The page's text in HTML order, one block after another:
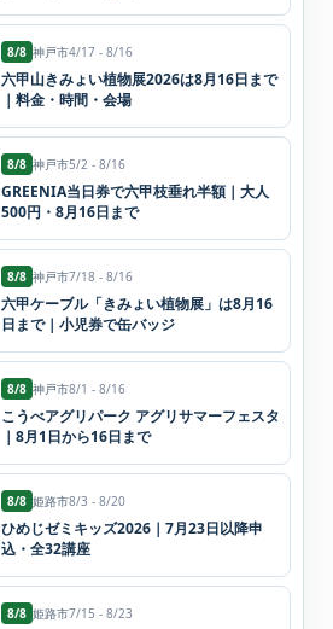
8/8 神戸市4/17 - 8/16
六甲山きみょい植物展2026は8月16日まで
｜料金・時間・会場
8/8 神戸市5/2 - 8/16
GREENIA当日券で六甲枝垂れ半額｜大人
500円・8月16日まで
8/8 神戸市7/18 - 8/16
六甲ケーブル「きみょい植物展」は8月16
日まで｜小児券で缶バッジ
8/8 神戸市8/1 - 8/16
こうべアグリパーク アグリサマーフェスタ
｜8月1日から16日まで
8/8 姫路市8/3 - 8/20
ひめじゼミキッズ2026｜7月23日以降申
込・全32講座
8/8 姫路市7/15 - 8/23